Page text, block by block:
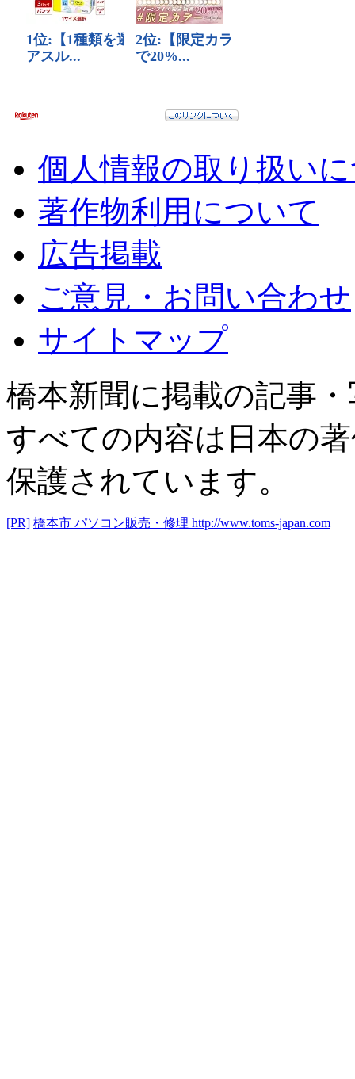
個人情報の取り扱い
著作物利用について
広告掲載
ご意見・お問い合わせ
サイトマップ
橋本新聞に掲載の記事
すべての内容は日本の
保護されています。
[PR] 橋本市 パソコン販売・修理 http://www.toms-japan.com